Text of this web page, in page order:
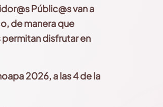
Públic@svan a
de manera que
disfrutar en
2026, a las 4 de la